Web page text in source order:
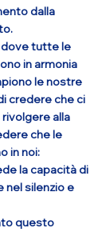
dalla
dove tutte le
in armonia
le nostre
credere che ci
alla
che le
in noi:
la capacità di
nel silenzio e
questo